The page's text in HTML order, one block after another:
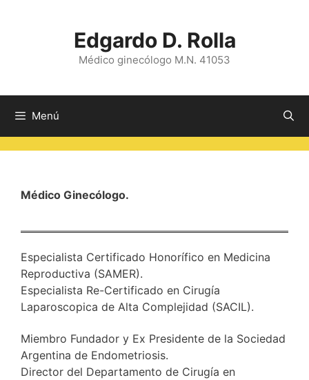
Edgardo D. Rolla
Médico ginecólogo M.N. 41053
Menú
Médico Ginecólogo.
Especialista Certificado Honorífico en Medicina
Reproductiva (SAMER).
Especialista Re-Certificado en Cirugía
Laparoscopica de Alta Complejidad (SACIL).
Miembro Fundador y Ex Presidente de la Sociedad
Argentina de Endometriosis.
Director del Departamento de Cirugía en